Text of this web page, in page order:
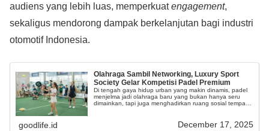
audiens yang lebih luas, memperkuatengagement,
sekaligus mendorong dampak berkelanjutan bagi industri
otomotif Indonesia.
Olahraga Sambil Networking, Luxury Sport
Society Gelar Kompetisi Padel Premium
Di tengah gaya hidup urban yang makin dinamis, padel
menjelma jadi olahraga baru yang bukan hanya seru
dimainkan, tapi juga menghadirkan ruang sosial tempat
goodlife.id December 17, 2025